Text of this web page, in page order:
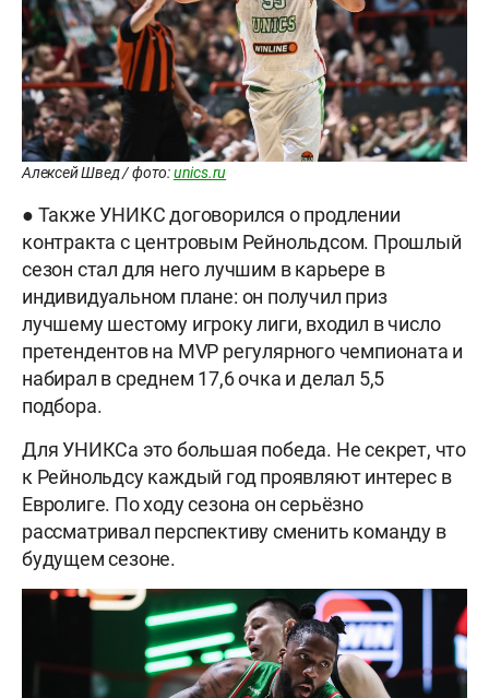
Алексей Швед / фото:unics.ru
● Также УНИКС договорился о продлении
контракта с центровым Рейнольдсом. Прошлый
сезон стал для него лучшим в карьере в
индивидуальном плане: он получил приз
лучшему шестому игроку лиги, входил в число
претендентов на MVP регулярного чемпионата и
набирал в среднем 17,6 очка и делал 5,5
подбора.
Для УНИКСа это большая победа. Не секрет, что
к Рейнольдсу каждый год проявляют интерес в
Евролиге. По ходу сезона он серьёзно
рассматривал перспективу сменить команду в
будущем сезоне.